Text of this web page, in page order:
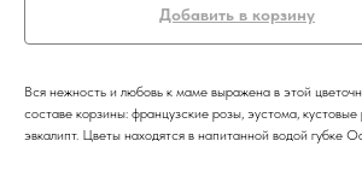
Добавить в корзину
Вся нежность и любовь к маме выражена в этой
составе корзины: французские розы, эустома,
эвкалипт. Цветы находятся в напитанной водой губке